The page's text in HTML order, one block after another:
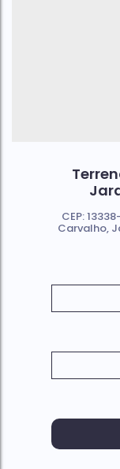
CEP:
Carvalho,